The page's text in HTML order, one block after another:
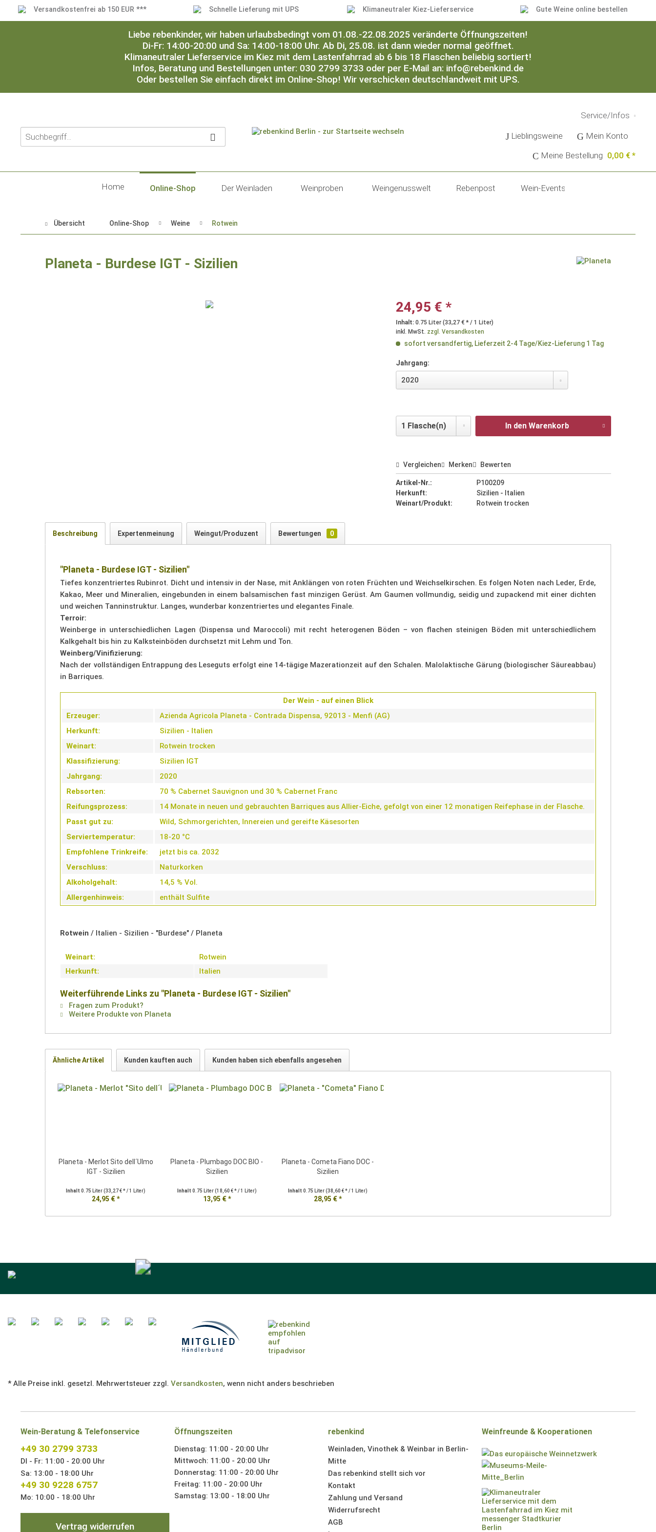
Versandkostenfrei ab 150 EUR *** Schnelle Lieferung mit UPS Klimaneutraler Kiez-Lieferservice Gute Weine online bestellen
Liebe rebenkinder, wir haben urlaubsbedingt vom 01.08.-22.08.2025 veränderte Öffnungszeiten!
Di-Fr: 14:00-20:00 und Sa: 14:00-18:00 Uhr. Ab Di, 25.08. ist dann wieder normal geöffnet.
Klimaneutraler Lieferservice im Kiez mit dem Lastenfahrrad ab 6 bis 18 Flaschen beliebig sortiert!
Infos, Beratung und Bestellungen unter: 030 2799 3733 oder per E-Mail an: info@rebenkind.de
Oder bestellen Sie einfach direkt im Online-Shop! Wir verschicken deutschlandweit mit UPS.
Service/Infos
Lieblingsweine
Mein Konto
Meine Bestellung 0,00 € *
Home Online-Shop Der Weinladen Weinproben Weingenusswelt Rebenpost Wein-Events
Übersicht Online-Shop Weine Rotwein
Planeta - Burdese IGT - Sizilien
24,95 € *
Inhalt:0.75 Liter (33,27 € * / 1 Liter)
inkl. MwSt. zzgl. Versandkosten
sofort versandfertig, Lieferzeit 2-4 Tage/Kiez-Lieferung 1 Tag
Jahrgang:
In den Warenkorb
Vergleichen Merken Bewerten
Artikel-Nr.:
P100209
Herkunft:
Sizilien - Italien
Weinart/Produkt:
Rotwein trocken
Beschreibung Expertenmeinung Weingut/Produzent Bewertungen 0
"Planeta - Burdese IGT - Sizilien"
Tiefes konzentriertes Rubinrot. Dicht und intensiv in der Nase, mit Anklängen von roten Früchten und Weichselkirschen. Es folgen Noten nach Leder, Erde,
Kakao, Meer und Mineralien, eingebunden in einem balsamischen fast minzigen Gerüst. Am Gaumen vollmundig, seidig und zupackend mit einer dichten
und weichen Tanninstruktur. Langes, wunderbar konzentriertes und elegantes Finale.
Terroir:
Weinberge in unterschiedlichen Lagen (Dispensa und Maroccoli) mit recht heterogenen Böden – von flachen steinigen Böden mit unterschiedlichem
Kalkgehalt bis hin zu Kalksteinböden durchsetzt mit Lehm und Ton.
Weinberg/Vinifizierung:
Nach der vollständigen Entrappung des Leseguts erfolgt eine 14-tägige Mazerationzeit auf den Schalen. Malolaktische Gärung (biologischer Säureabbau)
in Barriques.
Der Wein - auf einen Blick
Erzeuger:
Azienda Agricola Planeta - Contrada Dispensa, 92013 - Menfi (AG)
Herkunft:
Sizilien - Italien
Weinart:
Rotwein trocken
Klassifizierung:
Sizilien IGT
Jahrgang:
2020
Rebsorten:
70 % Cabernet Sauvignon und 30 % Cabernet Franc
Reifungsprozess:
14 Monate in neuen und gebrauchten Barriques aus Allier-Eiche, gefolgt von einer 12 monatigen Reifephase in der Flasche.
Passt gut zu:
Wild, Schmorgerichten, Innereien und gereifte Käsesorten
Serviertemperatur:
18-20 °C
Empfohlene Trinkreife:
jetzt bis ca. 2032
Verschluss:
Naturkorken
Alkoholgehalt:
14,5 % Vol.
Allergenhinweis:
enthält Sulfite
Rotwein / Italien - Sizilien - "Burdese" / Planeta
Weinart:
Rotwein
Herkunft:
Italien
Weiterführende Links zu "Planeta - Burdese IGT - Sizilien"
Fragen zum Produkt?
Weitere Produkte von Planeta
Ähnliche Artikel Kunden kauften auch Kunden haben sich ebenfalls angesehen
Planeta - Merlot Sito dell´Ulmo
IGT - Sizilien
Inhalt0.75 Liter(33,27 € * / 1 Liter)
24,95 € *
Planeta - Plumbago DOC BIO -
Sizilien
Inhalt 0.75 Liter(18,60 € * / 1 Liter)
13,95 € *
Planeta - Cometa Fiano DOC -
Sizilien
Inhalt0.75 Liter(38,60 € * / 1 Liter)
28,95 € *
* Alle Preise inkl. gesetzl. Mehrwertsteuer zzgl. Versandkosten, wenn nicht anders beschrieben
Wein-Beratung & Telefonservice
+49 30 2799 3733
DI - Fr: 11:00 - 20:00 Uhr
Sa: 13:00 - 18:00 Uhr
+49 30 9228 6757
Mo: 10:00 - 18:00 Uhr
Vertrag widerrufen
Öffnungszeiten
Dienstag: 11:00 - 20:00 Uhr
Mittwoch: 11:00 - 20:00 Uhr
Donnerstag: 11:00 - 20:00 Uhr
Freitag: 11:00 - 20:00 Uhr
Samstag: 13:00 - 18:00 Uhr
rebenkind
Weinladen, Vinothek & Weinbar in Berlin-
Mitte
Das rebenkind stellt sich vor
Kontakt
Zahlung und Versand
Widerrufsrecht
AGB
Weinfreunde & Kooperationen